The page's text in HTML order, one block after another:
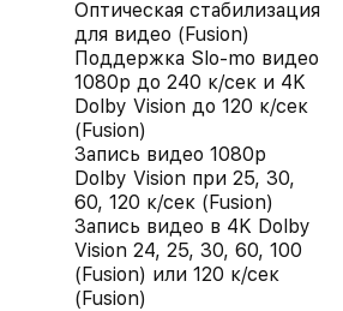
Оптическая стабилизация
для видео (Fusion)
Поддержка Slo-mo видео
1080p до 240 к/сек и 4K
Dolby Vision до 120 к/сек
(Fusion)
Запись видео 1080p
Dolby Vision при 25, 30,
60, 120 к/сек (Fusion)
Запись видео в 4K Dolby
Vision 24, 25, 30, 60, 100
(Fusion) или 120 к/сек
(Fusion)